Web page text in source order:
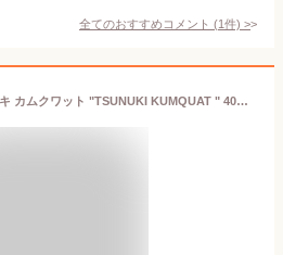
全てのおすすめコメント (1件) >
【ギフト対応可】 ツヌキ カムクワット "TSUNUKI KUMQUAT " 40度 700ml 箱付き 本坊酒造 鹿児島県 金柑 リキュール お酒 ギフト プレゼント 飲み比べ 内祝い 誕生日 男性 女性 母の日 父の日